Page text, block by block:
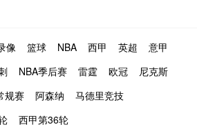
像 篮球 NBA 西甲 英超
意甲
NBA季后赛 雷霆 欧冠
尼克斯
规赛 阿森纳
马德里竞技
西甲第36轮